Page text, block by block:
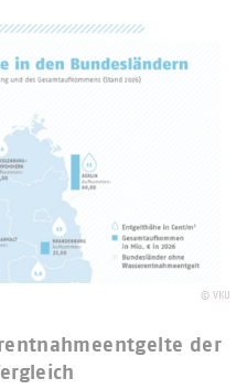
© VKU
der